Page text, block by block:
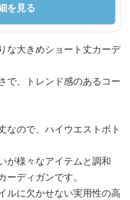
を見る
な大きめショート丈カーデ
で、トレンド感のあるコー
なので、ハイウエストボト
が様々なアイテムと調和
ディガンです。
ルに欠かせない実用性の高